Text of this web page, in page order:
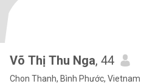
Võ Thị Thu Nga, 44
Chon Thanh, Bình Phước, Vietnam